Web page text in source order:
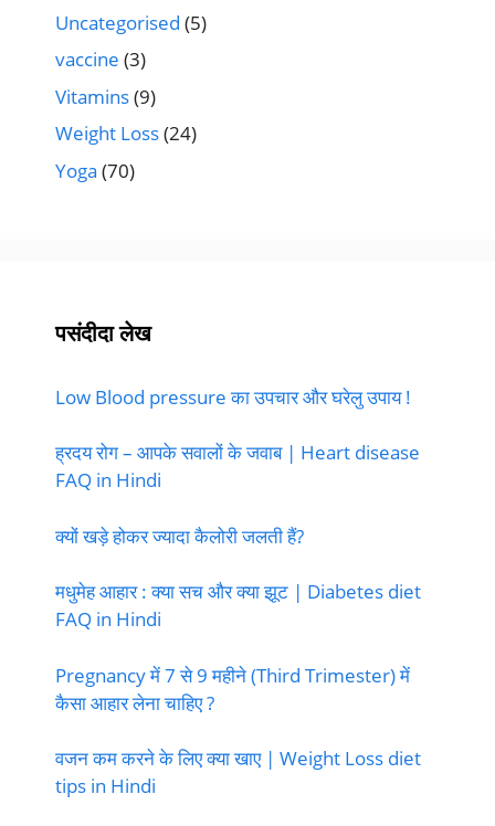
Uncategorised (5)
vaccine (3)
Vitamins(9)
Weight Loss(24)
Yoga (70)
पसंदीदा लेख
Low Blood pressure का उपचार और घरेलु उपाय !
ह्रदय रोग – आपके सवालों के जवाब | Heart disease
FAQ in Hindi
क्यों खड़े होकर ज्यादा कैलोरी जलती हैं?
मधुमेह आहार : क्या सच और क्या झूट | Diabetes diet
FAQ in Hindi
Pregnancy में 7 से 9 महीने (Third Trimester) में
कैसा आहार लेना चाहिए ?
वजन कम करने के लिए क्या खाए | Weight Loss diet
tips in Hindi